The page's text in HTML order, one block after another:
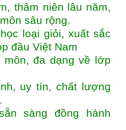
thâm niên lâu năm,
sâu rộng.
loại giỏi, xuất sắc
đầu Việt Nam
đa dạng về lớp
uy tín, chất lượng
sàng đồng hành